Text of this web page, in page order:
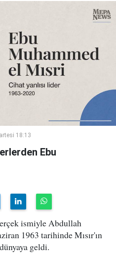
18:13
Ebu
ismiyle Abdullah
1963 tarihinde Mısır'ın
geldi.